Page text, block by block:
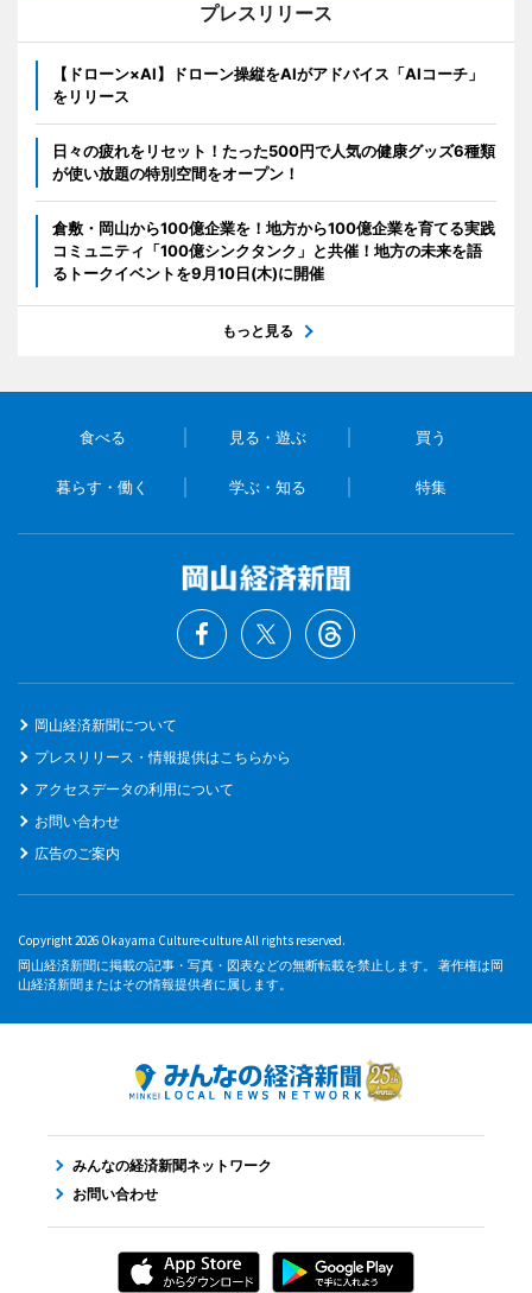
プレスリリース
【ドローン×AI】ドローン操縦をAIがアドバイス「AIコーチ」
をリリース
日々の疲れをリセット！たった500円で人気の健康グッズ6種類
が使い放題の特別空間をオープン！
倉敷・岡山から100億企業を！地方から100億企業を育てる実践
コミュニティ「100億シンクタンク」と共催！地方の未来を語
るトークイベントを9月10日(木)に開催
もっと見る
食べる 見る・遊ぶ 買う
暮らす・働く 学ぶ・知る 特集
岡山経済新聞について
プレスリリース・情報提供はこちらから
アクセスデータの利用について
お問い合わせ
広告のご案内
Copyright 2026 Okayama Culture-culture All rights reserved.
岡山経済新聞に掲載の記事・写真・図表などの無断転載を禁止します。 著作権は岡
山経済新聞またはその情報提供者に属します。
みんなの経済新聞ネットワーク
お問い合わせ